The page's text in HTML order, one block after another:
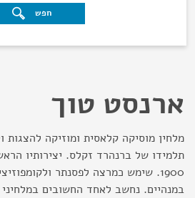
חפש
ארנסט טוך
מלחין מוסיקה קלאסית ומוזיקה להצגות
תלמידו של ברנהרד זקלס. יצירותיו
1900. שימש כמרצה לפסנתר
במנהיים. נחשב לאחד החשובים במלחיני